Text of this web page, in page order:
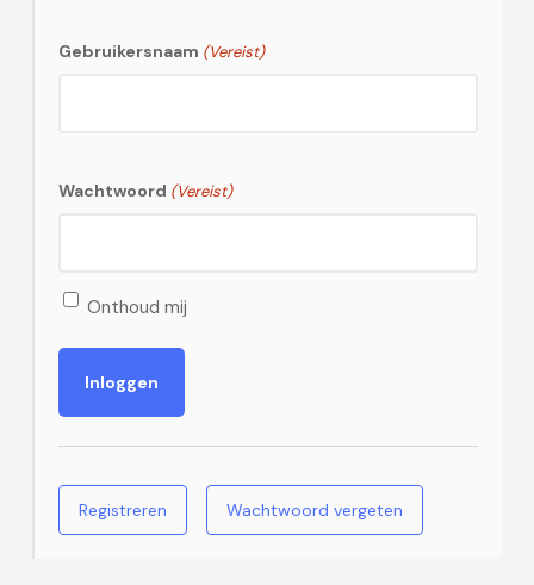
Gebruikersnaam (Vereist)
Wachtwoord (Vereist)
Onthoud mij
Registreren Wachtwoord vergeten